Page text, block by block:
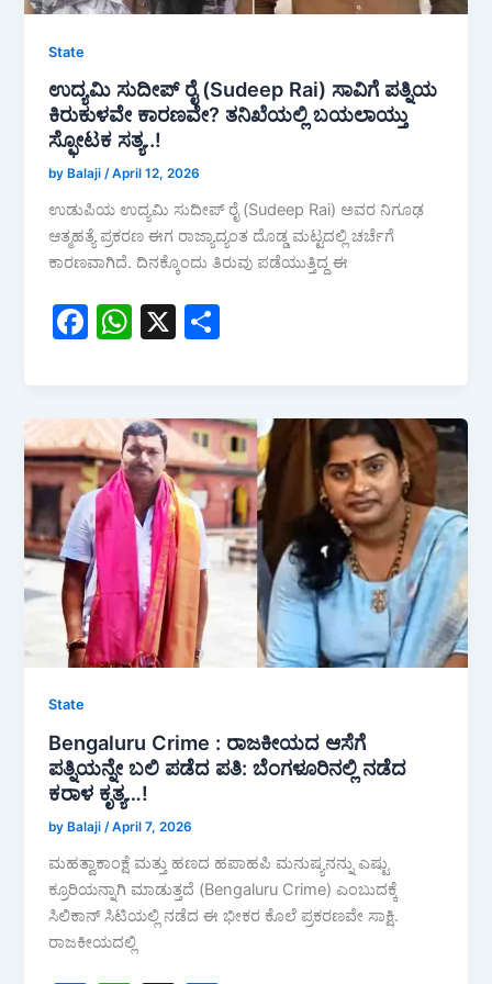
State
ಉದ್ಯಮಿ ಸುದೀಪ್ ರೈ (Sudeep Rai) ಸಾವಿಗೆ ಪತ್ನಿಯ
ಕಿರುಕುಳವೇ ಕಾರಣವೇ? ತನಿಖೆಯಲ್ಲಿ ಬಯಲಾಯ್ತು
ಸ್ಫೋಟಕ ಸತ್ಯ..!
by Balaji/April 12, 2026
ಉಡುಪಿಯ ಉದ್ಯಮಿ ಸುದೀಪ್ ರೈ (Sudeep Rai) ಅವರ ನಿಗೂಢ
ಆತ್ಮಹತ್ಯೆ ಪ್ರಕರಣ ಈಗ ರಾಜ್ಯಾದ್ಯಂತ ದೊಡ್ಡ ಮಟ್ಟದಲ್ಲಿ ಚರ್ಚೆಗೆ
ಕಾರಣವಾಗಿದೆ. ದಿನಕ್ಕೊಂದು ತಿರುವು ಪಡೆಯುತ್ತಿದ್ದ ಈ
F
e
b
o
o
k
W
s
A
p
p
X
e
State
Bengaluru Crime : ರಾಜಕೀಯದ ಆಸೆಗೆ
ಪತ್ನಿಯನ್ನೇ ಬಲಿ ಪಡೆದ ಪತಿ: ಬೆಂಗಳೂರಿನಲ್ಲಿ ನಡೆದ
ಕರಾಳ ಕೃತ್ಯ…!
by Balaji/April 7, 2026
ಮಹತ್ವಾಕಾಂಕ್ಷೆ ಮತ್ತು ಹಣದ ಹಪಾಹಪಿ ಮನುಷ್ಯನನ್ನು ಎಷ್ಟು
ಕ್ರೂರಿಯನ್ನಾಗಿ ಮಾಡುತ್ತದೆ (Bengaluru Crime) ಎಂಬುದಕ್ಕೆ
ಸಿಲಿಕಾನ್ ಸಿಟಿಯಲ್ಲಿ ನಡೆದ ಈ ಭೀಕರ ಕೊಲೆ ಪ್ರಕರಣವೇ ಸಾಕ್ಷಿ.
ರಾಜಕೀಯದಲ್ಲಿ